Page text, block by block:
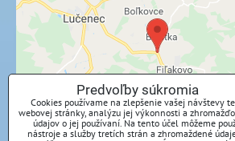
súkromia
Prajete si načítať externý obsah?
Povoliť tentokrát
Povoliť a zapamätať - súhlas s druhom
Funkčné
Predvoľby súkromia
Cookies používame na zlepšenie vašej návštevy
webovej stránky, analýzu jej výkonnosti a
údajov o jej používaní. Na tento účel môžeme
nástroje a služby tretích strán a zhromaždené